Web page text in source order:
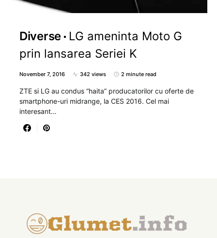
Diverse
LG ameninta Moto G
prin lansarea Seriei K
November 7, 2016 342 views 2 minute read
ZTE si LG au condus “haita” producatorilor cu oferte de
smartphone-uri midrange, la CES 2016. Cel mai
interesant…